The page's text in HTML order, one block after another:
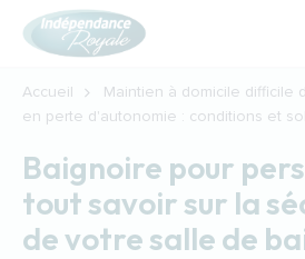
Aller au contenu principal
Accueil
Maintien à domicile difficile
en perte d'autonomie : conditions et
Baignoire pour
tout savoir sur la
de votre salle de